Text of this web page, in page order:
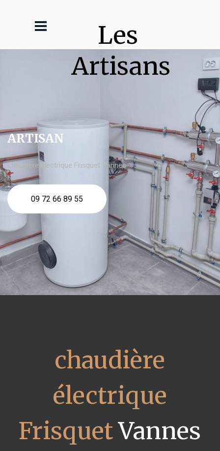
Les
Artisans
ARTISAN
chaudière électrique Frisquet Vannes
09 72 66 89 55
chaudière
électrique
FrisquetVannes